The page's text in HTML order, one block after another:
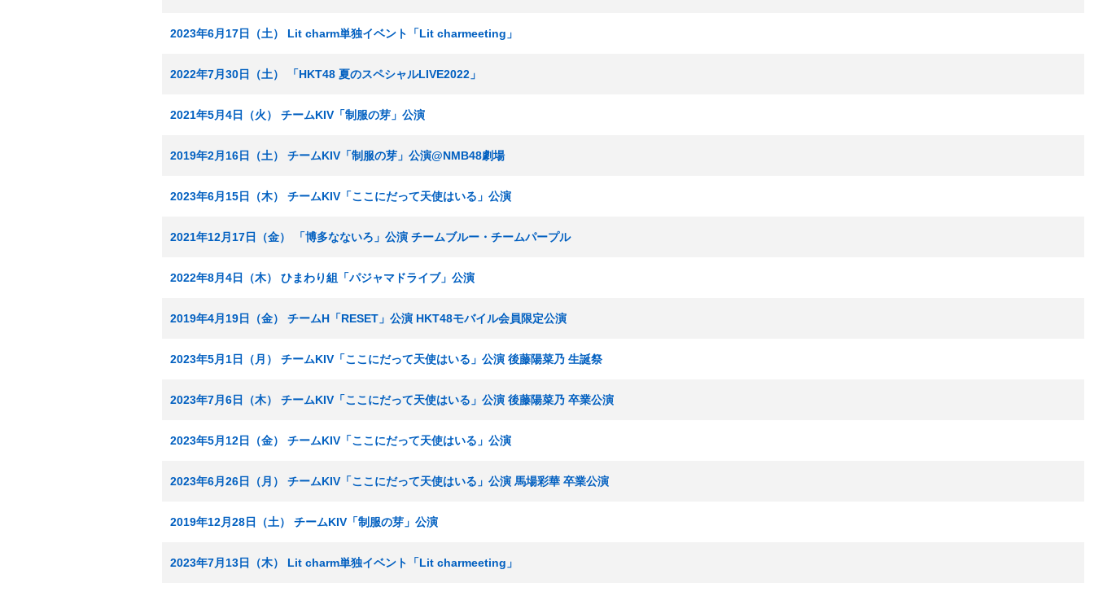
2023年6月17日（土） Lit charm単独イベント「Lit charmeeting」
2022年7月30日（土） 「HKT48 夏のスペシャルLIVE2022」
2021年5月4日（火） チームKIV「制服の芽」公演
2019年2月16日（土） チームKIV「制服の芽」公演@NMB48劇場
2023年6月15日（木） チームKIV「ここにだって天使はいる」公演
2021年12月17日（金） 「博多なないろ」公演 チームブルー・チームパープル
2022年8月4日（木） ひまわり組「パジャマドライブ」公演
2019年4月19日（金） チームH「RESET」公演 HKT48モバイル会員限定公演
2023年5月1日（月） チームKIV「ここにだって天使はいる」公演 後藤陽菜乃 生誕祭
2023年7月6日（木） チームKIV「ここにだって天使はいる」公演 後藤陽菜乃 卒業公演
2023年5月12日（金） チームKIV「ここにだって天使はいる」公演
2023年6月26日（月） チームKIV「ここにだって天使はいる」公演 馬場彩華 卒業公演
2019年12月28日（土） チームKIV「制服の芽」公演
2023年7月13日（木） Lit charm単独イベント「Lit charmeeting」